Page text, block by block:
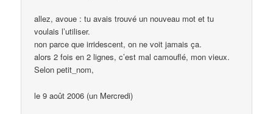
allez, avoue : tu avais trouvé un nouveau mot et tu
voulais l’utiliser.
non parce que irridescent, on ne voit jamais ça.
alors 2 fois en 2 lignes, c’est mal camouflé, mon vieux.
Selon petit_nom,
le 9 août 2006 (un Mercredi)